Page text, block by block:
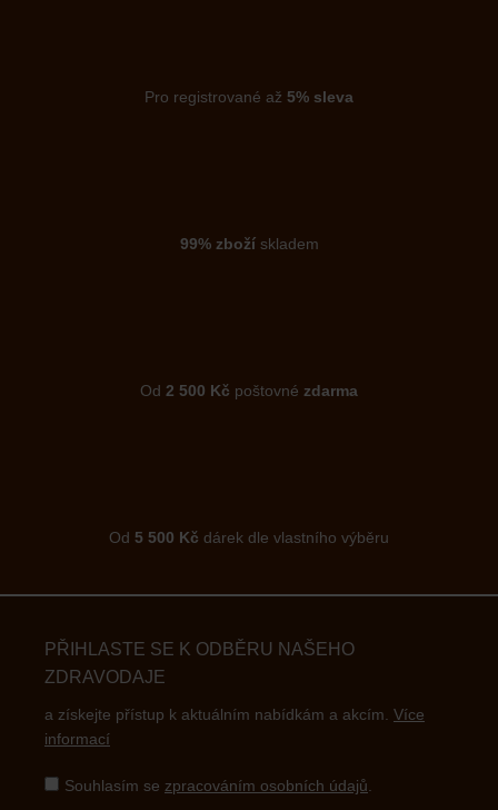
Pro registrované až 5% sleva
99% zbožískladem
Od 2 500 Kč poštovné zdarma
Od 5 500 Kč dárek dle vlastního výběru
PŘIHLASTE SE K ODBĚRU NAŠEHO
ZDRAVODAJE
a získejte přístup k aktuálním nabídkám a akcím. Více
informací
Souhlasím se zpracováním osobních údajů